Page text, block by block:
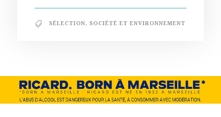
SÉLECTION, SOCIÉTÉ ET ENVIRONNEMENT